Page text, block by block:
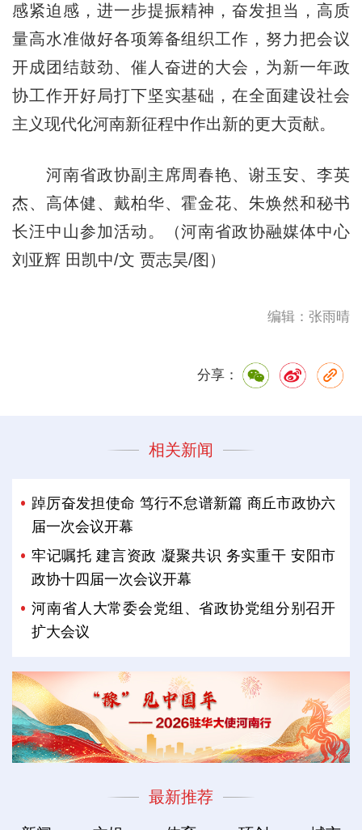
感紧迫感，进一步提振精神，奋发担当，高质
量高水准做好各项筹备组织工作，努力把会议
开成团结鼓劲、催人奋进的大会，为新一年政
协工作开好局打下坚实基础，在全面建设社会
主义现代化河南新征程中作出新的更大贡献。
河南省政协副主席周春艳、谢玉安、李英
杰、高体健、戴柏华、霍金花、朱焕然和秘书
长汪中山参加活动。（河南省政协融媒体中心
刘亚辉 田凯中/文 贾志昊/图）
编辑：张雨晴
分享：
相关新闻
踔厉奋发担使命 笃行不怠谱新篇 商丘市政协六
届一次会议开幕
牢记嘱托 建言资政 凝聚共识 务实重干 安阳市
政协十四届一次会议开幕
河南省人大常委会党组、省政协党组分别召开
扩大会议
最新推荐